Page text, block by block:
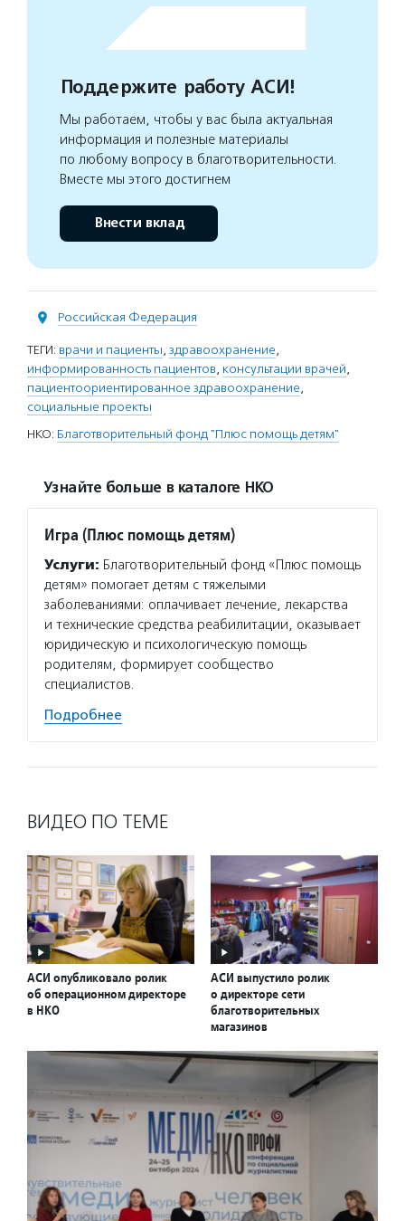
Поддержите работу АСИ!
Мы работаем, чтобы у вас была актуальная
информация и полезные материалы
по любому вопросу в благотворительности.
Вместе мы этого достигнем
Внести вклад
Российская Федерация
ТЕГИ: врачи и пациенты, здравоохранение,
информированность пациентов, консультации врачей,
пациентоориентированное здравоохранение,
социальные проекты
НКО: Благотворительный фонд "Плюс помощь детям"
Узнайте больше в каталоге НКО
Игра (Плюс помощь детям)
Услуги: Благотворительный фонд «Плюс помощь
детям» помогает детям с тяжелыми
заболеваниями: оплачивает лечение, лекарства
и технические средства реабилитации, оказывает
юридическую и психологическую помощь
родителям, формирует сообщество
специалистов.
Подробнее
ВИДЕО ПО ТЕМЕ
АСИ опубликовало ролик
об операционном директоре
в НКО
АСИ выпустило ролик
о директоре сети
благотворительных
магазинов